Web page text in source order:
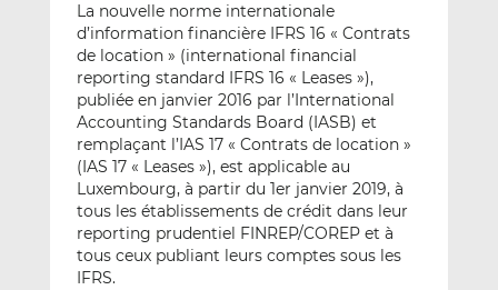
e
m
a
i
l
r
L
i
n
k
e
d
I
n
r
F
a
c
e
b
o
o
k
La nouvelle norme internationale
d’information financière IFRS 16 « Contrats
de location » (international financial
reporting standard IFRS 16 « Leases »),
publiée en janvier 2016 par l’International
Accounting Standards Board (IASB) et
remplaçant l’IAS 17 « Contrats de location »
(IAS 17 « Leases »), est applicable au
Luxembourg, à partir du 1er janvier 2019, à
tous les établissements de crédit dans leur
reporting prudentiel FINREP/COREP et à
tous ceux publiant leurs comptes sous les
IFRS.